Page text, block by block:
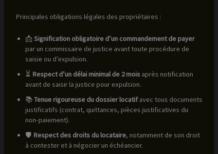
Principales obligations légales des propriétaires :
📩 Signification obligatoire d’un commandement de payer
par un commissaire de justice avant toute procédure de
saisie ou d’expulsion.
⏳ Respect d’un délai minimal de 2 moisaprès notification
avant de saisir la justice pour expulsion.
📚Tenue rigoureuse du dossier locatifavec tous documents
justificatifs (contrat, quittances, pièces justificatives du
non-paiement).
🛡️ Respect des droits du locataire, notamment de son droit
à contester et à négocier un échéancier.